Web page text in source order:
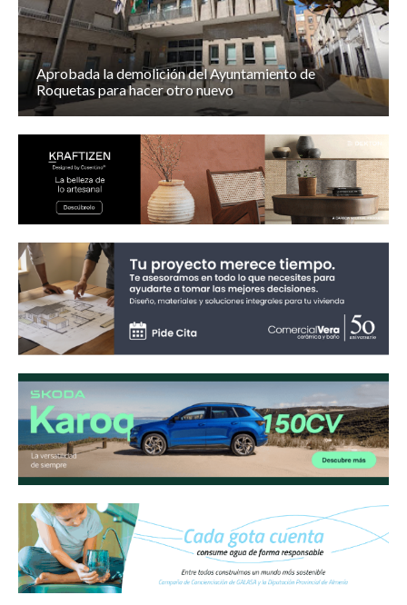
Aprobada la demolición del Ayuntamiento de
Roquetas para hacer otro nuevo